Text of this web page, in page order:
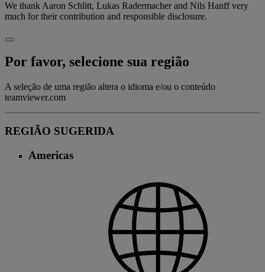
We thank Aaron Schlitt, Lukas Radermacher and Nils Hanff very
much for their contribution and responsible disclosure.
Por favor, selecione sua região
A seleção de uma região altera o idioma e/ou o conteúdo
teamviewer.com
REGIÃO SUGERIDA
Americas